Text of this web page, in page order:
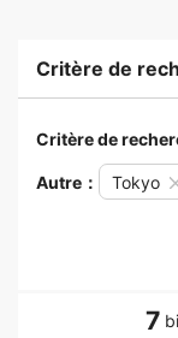
Critère de
Critère de
Autre： Tokyo
7